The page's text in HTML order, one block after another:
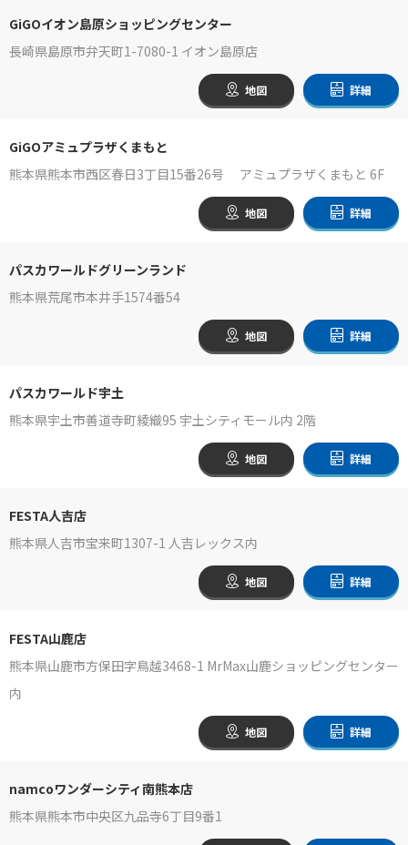
GiGOイオン島原ショッピングセンター
長崎県島原市弁天町1-7080-1 イオン島原店
地図 詳細
GiGOアミュプラザくまもと
熊本県熊本市西区春日3丁目15番26号 アミュプラザくまもと 6F
地図 詳細
パスカワールドグリーンランド
熊本県荒尾市本井手1574番54
地図 詳細
パスカワールド宇土
熊本県宇土市善道寺町綾織95 宇土シティモール内 2階
地図 詳細
FESTA人吉店
熊本県人吉市宝来町1307-1 人吉レックス内
地図 詳細
FESTA山鹿店
熊本県山鹿市方保田字鳥越3468-1 MrMax山鹿ショッピングセンター
内
地図 詳細
namcoワンダーシティ南熊本店
熊本県熊本市中央区九品寺6丁目9番1